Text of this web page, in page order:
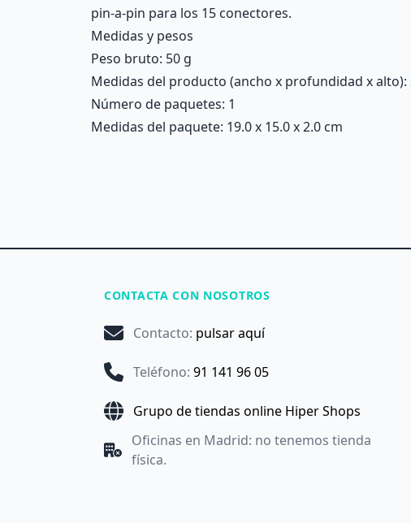
pin-a-pin para los 15 conectores.
Medidas y pesos
Peso bruto: 50 g
Medidas del producto (ancho x profundidad x alto):
Número de paquetes: 1
Medidas del paquete: 19.0 x 15.0 x 2.0 cm
CONTACTA CON NOSOTROS
Contacto: pulsar aquí
Teléfono: 91 141 96 05
Grupo de tiendas online Hiper Shops
Oficinas en Madrid: no tenemos tienda
física.